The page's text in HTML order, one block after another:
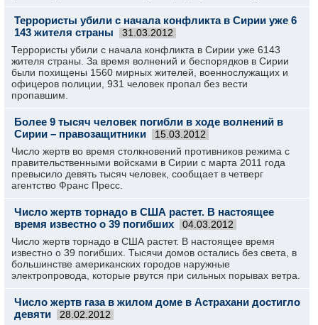
Террористы убили с начала конфликта в Сирии уже 6
143 жителя страны
31.03.2012
Террористы убили с начала конфликта в Сирии уже 6143
жителя страны. За время волнений и беспорядков в Сирии
были похищены 1560 мирных жителей, военнослужащих и
офицеров полиции, 931 человек пропал без вести
пропавшим.
Более 9 тысяч человек погибли в ходе волнений в
Сирии – правозащитники
15.03.2012
Число жертв во время столкновений противников режима с
правительственными войсками в Сирии с марта 2011 года
превысило девять тысяч человек, сообщает в четверг
агентство Франс Пресс.
Число жертв торнадо в США растет. В настоящее
время известно о 39 погибших
04.03.2012
Число жертв торнадо в США растет. В настоящее время
известно о 39 погибших. Тысячи домов остались без света, в
большинстве американских городов наружные
электропровода, которые рвутся при сильных порывах ветра.
Число жертв газа в жилом доме в Астрахани достигло
девяти
28.02.2012